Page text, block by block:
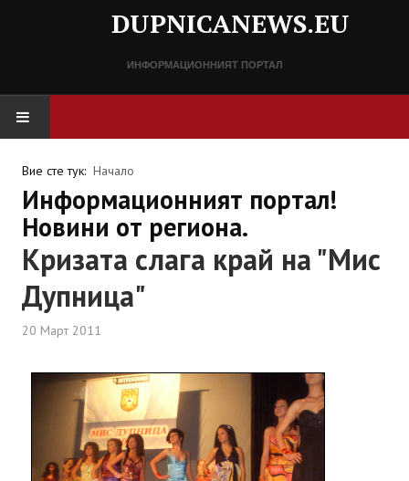
DUPNICANEWS.EU
ИНФОРМАЦИОННИЯТ ПОРТАЛ
НОВИНИ
СПРАВОЧНИК
Разписание
Важни телефонни номера
КОНТАКТИ
ИНТЕРВЮ
ЗА РЕГИОНА
Вие сте тук: Начало
Информационният портал!
Новини от региона.
Кризата слага край на "Мис
Дупница"
20 Март 2011